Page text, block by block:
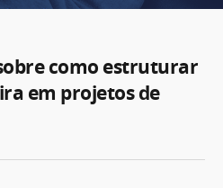
como estruturar
em projetos de